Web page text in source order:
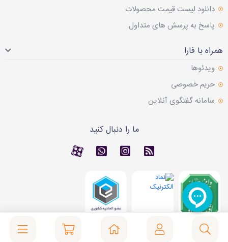
دانلود لیست قیمت محصولات
پاسخ به پرسش های متداول
همراه با فارا
ویدئوها
حریم خصوصی
سامانه گفتگوی آنلاین
ما را دنبال کنید
RSS کانال آپارات
تماس با واتس اپ
کانال آپارات